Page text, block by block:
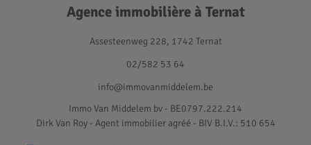
Agence immobilière à Ternat
Assesteenweg 228, 1742 Ternat
02/582 53 64
info@immovanmiddelem.be
Immo Van Middelem bv - BE0797.222.214
Dirk Van Roy - Agent immobilier agréé - BIV B.I.V.: 510 654